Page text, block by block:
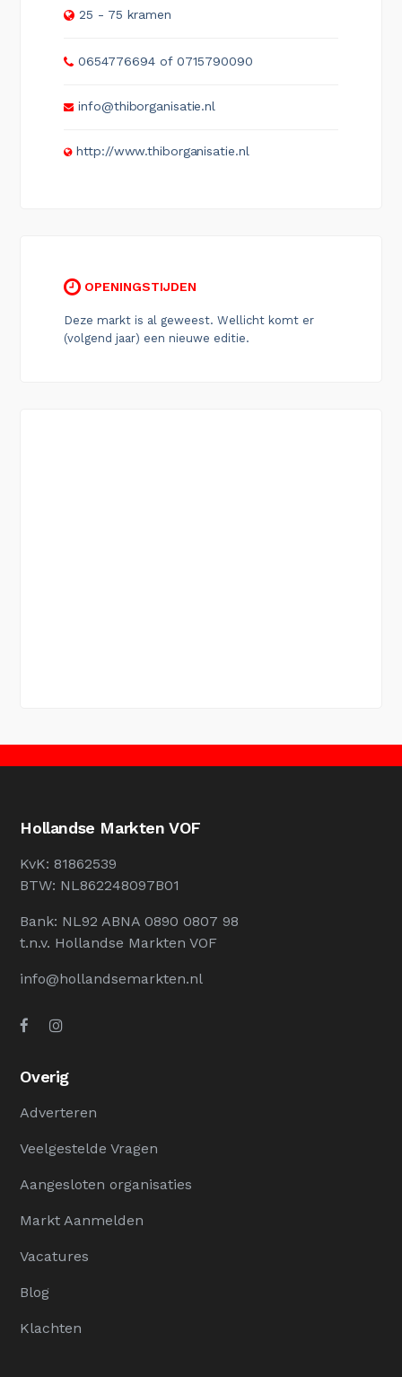
25 - 75 kramen
0654776694 of 0715790090
info@thiborganisatie.nl
http://www.thiborganisatie.nl
OPENINGSTIJDEN
Deze markt is al geweest. Wellicht komt er
(volgend jaar) een nieuwe editie.
Hollandse Markten VOF
KvK: 81862539
BTW: NL862248097B01
Bank: NL92 ABNA 0890 0807 98
t.n.v. Hollandse Markten VOF
info@hollandsemarkten.nl
Overig
Adverteren
Veelgestelde Vragen
Aangesloten organisaties
Markt Aanmelden
Vacatures
Blog
Klachten